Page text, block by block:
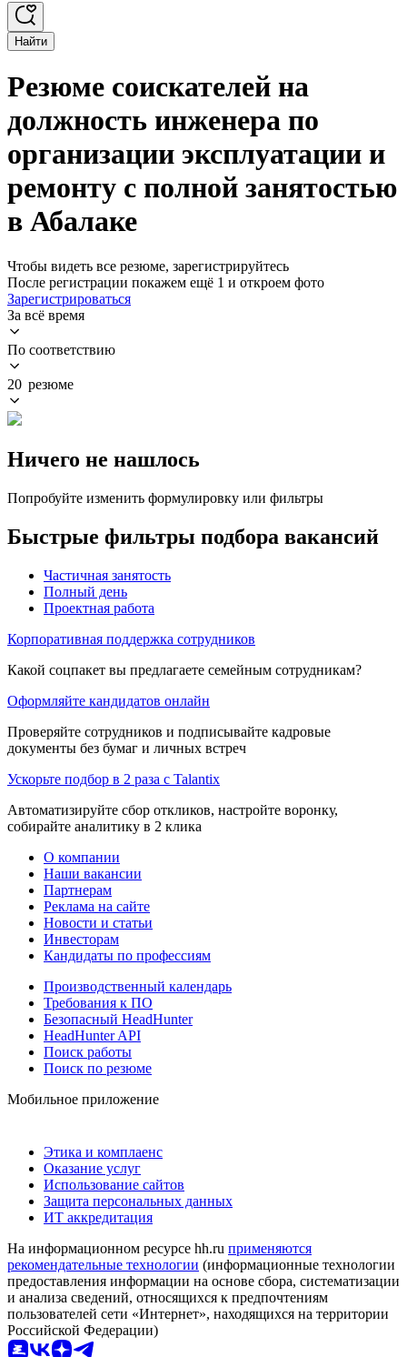
Найти
Резюме соискателей на
должность инженера по
организации эксплуатации и
ремонту с полной занятостью
в Абалаке
Чтобы видеть все резюме, зарегистрируйтесь
После регистрации покажем ещё 1 и откроем фото
Зарегистрироваться
За всё время
По соответствию
20 резюме
Ничего не нашлось
Попробуйте изменить формулировку или фильтры
Быстрые фильтры подбора вакансий
Частичная занятость
Полный день
Проектная работа
Корпоративная поддержка сотрудников
Какой соцпакет вы предлагаете семейным сотрудникам?
Оформляйте кандидатов онлайн
Проверяйте сотрудников и подписывайте кадровые
документы без бумаг и личных встреч
Ускорьте подбор в 2 раза с Talantix
Автоматизируйте сбор откликов, настройте воронку,
собирайте аналитику в 2 клика
О компании
Наши вакансии
Партнерам
Реклама на сайте
Новости и статьи
Инвесторам
Кандидаты по профессиям
Производственный календарь
Требования к ПО
Безопасный HeadHunter
HeadHunter API
Поиск работы
Поиск по резюме
Мобильное приложение
Этика и комплаенс
Оказание услуг
Использование сайтов
Защита персональных данных
ИТ аккредитация
На информационном ресурсе hh.ru применяются
рекомендательные технологии (информационные технологии
предоставления информации на основе сбора, систематизации
и анализа сведений, относящихся к предпочтениям
пользователей сети «Интернет», находящихся на территории
Российской Федерации)